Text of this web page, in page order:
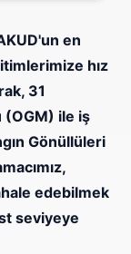
en
hız
31
ile iş
Gönüllüleri
edebilmek
seviyeye